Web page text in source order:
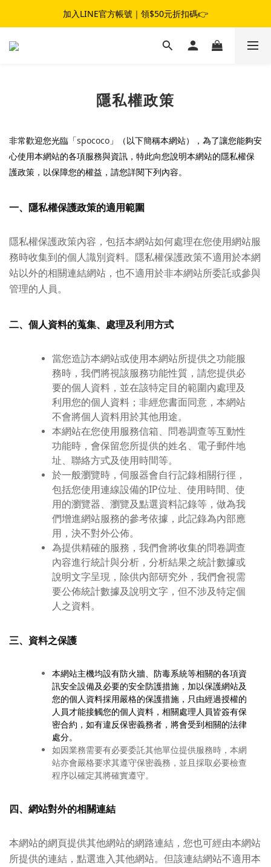
夏日女子冒險☀️｜滿$1,800 現折 $100｜滿$3,800 現折 $300
加入LINE官方帳號｜領$50元折扣碼👉
夏日女子冒險☀️｜滿$1,800 現折 $100｜滿$3,800 現折 $300
隱私權政策
非常歡迎您光臨「spococo 」（以下簡稱本網站），為了讓您能夠安
心使用本網站的各項服務與資訊，特此向您說明本網站的隱私權保
護政策，以保障您的權益，請您詳閱下列內容。
一、隱私權保護政策的適用範圍
隱私權保護政策內容，包括本網站如何處理在您使用網站服
務時收集到的個人識別資料。隱私權保護政策不適用於本網
站以外的相關連結網站，也不適用於非本網站所委託或參與
管理的人員。
二、個人資料的蒐集、處理及利用方式
當您造訪本網站或使用本網站所提供之功能服
務時，我們將視該服務功能性質，請您提供必
要的個人資料，並在該特定目的範圍內處理及
利用您的個人資料；非經您書面同意，本網站
不會將個人資料用於其他用途。
本網站在您使用服務信箱、問卷調查等互動性
功能時，會保留您所提供的姓名、電子郵件地
址、聯絡方式及使用時間等。
於一般瀏覽時，伺服器會自行記錄相關行徑，
包括您使用連線設備的IP位址、使用時間、使
用的瀏覽器、瀏覽及點選資料記錄等，做為我
們增進網站服務的參考依據，此記錄為內部應
用，決不對外公佈。
為提供精確的服務，我們會將收集的問卷調查
內容進行統計與分析，分析結果之統計數據或
說明文字呈現，除供內部研究外，我們會視需
要公佈統計數據及說明文字，但不涉及特定個
人之資料。
三、資料之保護
本網站主機均設有防火牆、防毒系統等相關的各項資
訊安全設備及必要的安全防護措施，加以保護網站及
您的個人資料採用嚴格的保護措施，只由經過授權的
人員才能接觸您的個人資料，相關處理人員皆簽有保
密合約，如有違反保密義務者，將會受到相關的法律
處分。
如因業務需要有必要委託其他單位提供服務時，本網
站亦會嚴格要求其遵守保密義務，並且採取必要檢查
程序以確定其將確實遵守。
四、網站對外的相關連結
本網站的網頁提供其他網站的網路連結，您也可經由本網站
所提供的連結，點選進入其他網站。但該連結網站不適用本